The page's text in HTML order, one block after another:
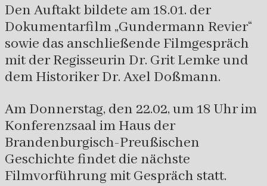
Den Auftakt bildete am 18.01. der
Dokumentarfilm „Gundermann Revier“
sowie das anschließende Filmgespräch
mit der Regisseurin Dr. Grit Lemke und
dem Historiker Dr. Axel Doßmann.
Am Donnerstag, den 22.02, um 18 Uhr im
Konferenzsaal im Haus der
Brandenburgisch-Preußischen
Geschichte findet die nächste
Filmvorführung mit Gespräch statt.